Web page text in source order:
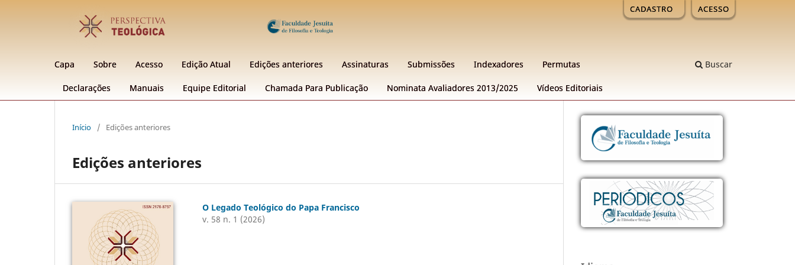
Capa Sobre Acesso Edição Atual Edições anteriores Assinaturas Submissões Indexadores Permutas
Declarações Manuais Equipe Editorial Chamada Para Publicação Nominata Avaliadores 2013/2025 Ví­deos Editoriais
Buscar
CADASTRO ACESSO
Início / Edições anteriores
Edições anteriores
O Legado Teológico do Papa Francisco
v. 58 n. 1 (2026)